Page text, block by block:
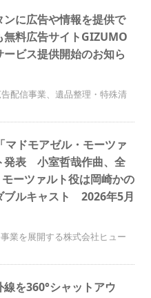
ンに広告や情報を提供で
無料広告サイトGIZUMO
ービス提供開始のお知ら
配信事業、遺品整理・特殊清
マドモアゼル・モーツァ
発表 小室哲哉作曲、全
ーツァルト役は岡崎かの
ブルキャスト 2026年5月
業を展開する株式会社ヒュー
線を360°シャットアウ